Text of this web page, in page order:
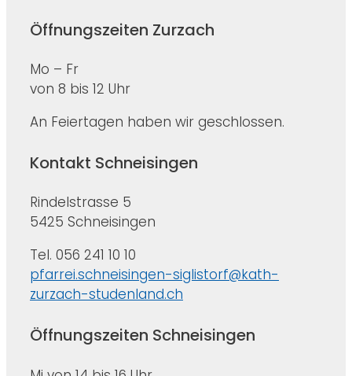
Öffnungszeiten Zurzach
Mo – Fr
von 8 bis 12 Uhr
An Feiertagen haben wir geschlossen.
Kontakt Schneisingen
Rindelstrasse 5
5425 Schneisingen
Tel. 056 241 10 10
pfarrei.schneisingen-siglistorf@kath-
zurzach-studenland.ch
Öffnungszeiten Schneisingen